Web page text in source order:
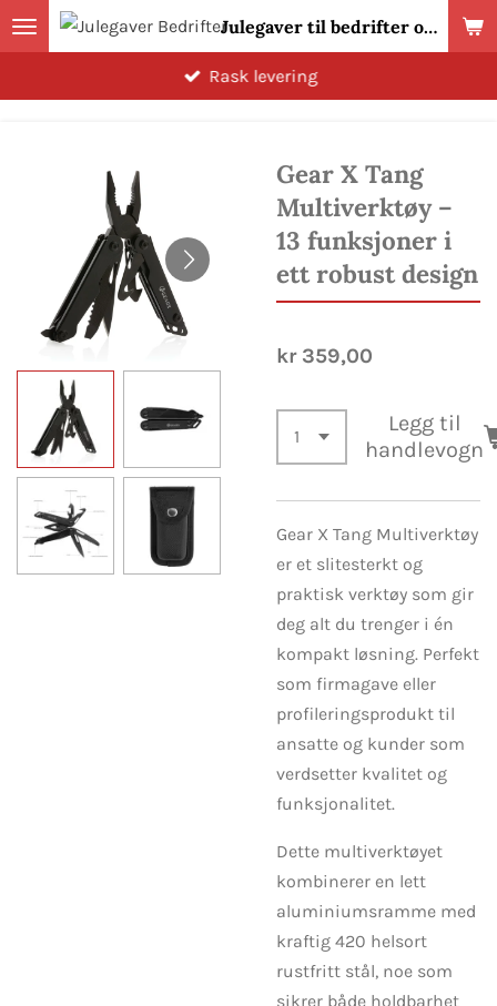
Gå
til
Julegaver til bedrifter og ansatte 2026! Norsk Profilreklame
Rask levering
Gear X Tang
Multiverktøy –
13 funksjoner i
ett robust design
kr 359,00
Legg til
handlevogn
Gear X Tang Multiverktøy
er et slitesterkt og
praktisk verktøy som gir
deg alt du trenger i én
kompakt løsning. Perfekt
som firmagave eller
profileringsprodukt til
ansatte og kunder som
verdsetter kvalitet og
funksjonalitet.
Dette multiverktøyet
kombinerer en lett
aluminiumsramme med
kraftig 420 helsort
rustfritt stål, noe som
sikrer både holdbarhet